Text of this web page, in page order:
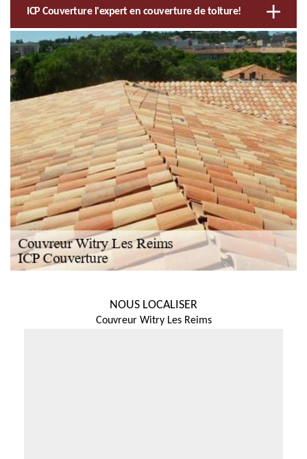
ICP Couverture l'expert en couverture de toiture!
NOUS LOCALISER
Couvreur Witry Les Reims